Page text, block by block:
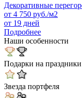
Декоративные
от 4 750 руб./м2
от 19 дней
Подробнее
Наши особенности
Подарки на праздники
Звезда портфеля